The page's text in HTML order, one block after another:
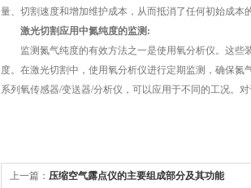
量、切割速度和增加维护成本，从而抵消了任何初始成本
激光切割应用中氮纯度的监测:
监测氮气纯度的有效方法之一是使用氧分析仪。这些
度。在激光切割中，使用氧分析仪进行定期监测，确保
系列氧传感器/变送器/分析仪，可以应用于不同的工况。
上一篇： 压缩空气露点仪的主要组成部分及其功能